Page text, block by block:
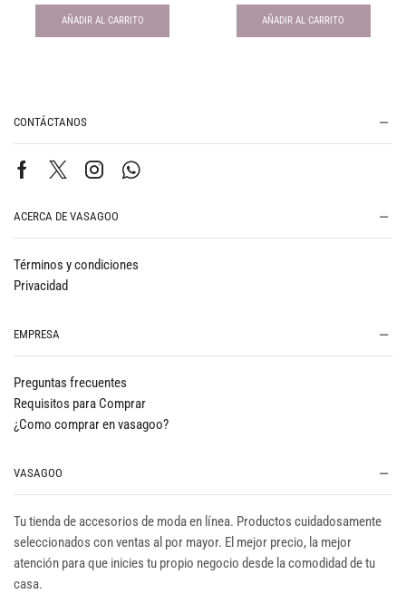
AÑADIR AL CARRITO AÑADIR AL CARRITO
CONTÁCTANOS
ACERCA DE VASAGOO
Términos y condiciones
Privacidad
EMPRESA
Preguntas frecuentes
Requisitos para Comprar
¿Como comprar en vasagoo?
VASAGOO
Tu tienda de accesorios de moda en línea. Productos cuidadosamente
seleccionados con ventas al por mayor. El mejor precio, la mejor
atención para que inicies tu propio negocio desde la comodidad de tu
casa.